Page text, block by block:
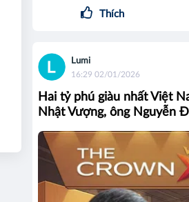
Thích
Lumi
16:29 02/01/2026
Hai tỷ phú giàu nhất Việt
Nhật Vượng, ông Nguyễn